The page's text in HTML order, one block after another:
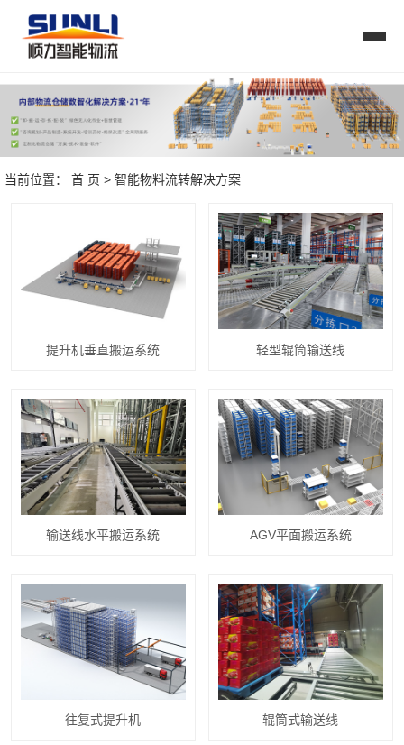
当前位置： 首 页 > 智能物料流转解决方案
提升机垂直搬运系统 轻型辊筒输送线
输送线水平搬运系统 AGV平面搬运系统
往复式提升机 辊筒式输送线